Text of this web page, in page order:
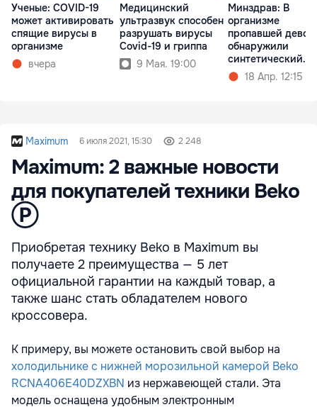
Ученые: COVID-19
может активировать
спящие вирусы в
организме
вчера
Медицинский
ультразвук способен
разрушать вирусы
Covid-19 и гриппа
9 Мая. 19:00
Минздрав: В
организме
пропавшей
обнаружили
синтетический
опиоид18 Апр. 12:15
Maximum 6 июля 2021, 15:30 2 248
Maximum: 2 важные новости
для покупателей техники Beko
Ⓟ
Приобретая технику Beko в Maximum вы
получаете 2 преимущества — 5 лет
официальной гарантии на каждый товар, а
также шанс стать обладателем нового
кроссовера.
К примеру, вы можете остановить свой выбор на
холодильнике с нижней морозильной камерой Beko
RCNA406E40DZXBN из нержавеющей стали. Эта
модель оснащена удобным электронным